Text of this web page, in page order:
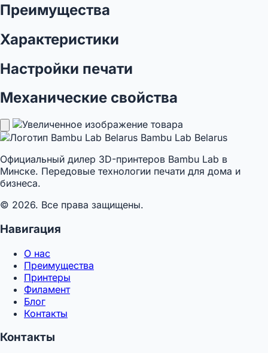
Преимущества
Характеристики
Настройки печати
Механические свойства
Bambu Lab Belarus
Официальный дилер 3D-принтеров Bambu Lab в
Минске. Передовые технологии печати для дома и
бизнеса.
© 2026. Все права защищены.
Навигация
О нас
Преимущества
Принтеры
Филамент
Блог
Контакты
Контакты